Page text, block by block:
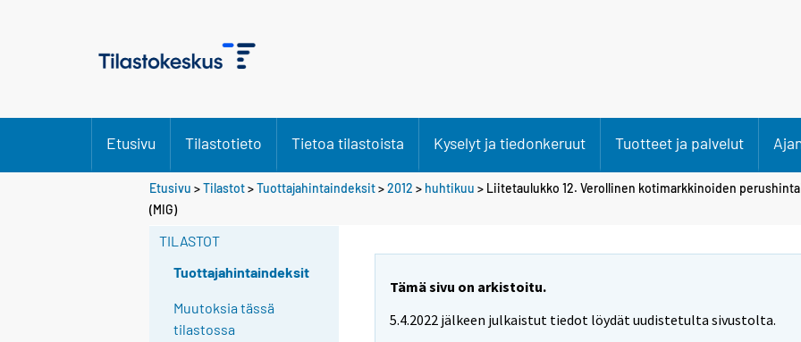
Etusivu Tilastotieto Tietoa tilastoista Kyselyt ja tiedonkeruut Tuotteet ja palvelut
Etusivu >Tilastot>Tuottajahintaindeksit>2012 > huhtikuu > Liitetaulukko 12. Verollinen kotimarkkinoiden
(MIG)
TILASTOT
Tuottajahintaindeksit
Muutoksia tässä
tilastossa
Tämä sivu on arkistoitu.
5.4.2022 jälkeen julkaistut tiedot löydät uudistetulta sivustolta.